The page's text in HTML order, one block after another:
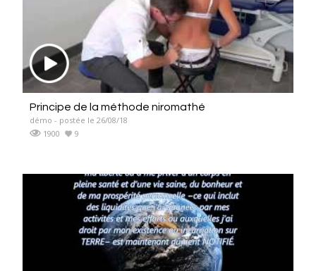
Principe de la méthode niromathé
démo - postée le 26/08/18
1900
9